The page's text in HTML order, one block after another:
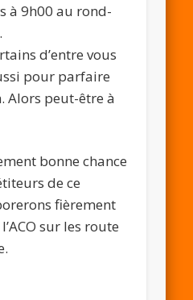
à 9h00 au rond-
d’entre vous
pour parfaire
Alors peut-être à
bonne chance
de ce
fièrement
sur les route